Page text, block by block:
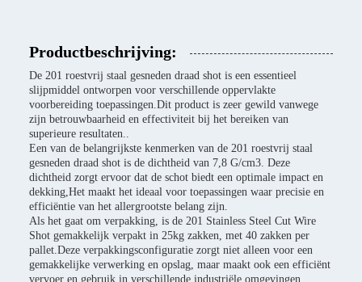
Productbeschrijving:
De 201 roestvrij staal gesneden draad shot is een essentieel
slijpmiddel ontworpen voor verschillende oppervlakte
voorbereiding toepassingen.Dit product is zeer gewild vanwege
zijn betrouwbaarheid en effectiviteit bij het bereiken van
superieure resultaten..
Een van de belangrijkste kenmerken van de 201 roestvrij staal
gesneden draad shot is de dichtheid van 7,8 G/cm3. Deze
dichtheid zorgt ervoor dat de schot biedt een optimale impact en
dekking,Het maakt het ideaal voor toepassingen waar precisie en
efficiëntie van het allergrootste belang zijn.
Als het gaat om verpakking, is de 201 Stainless Steel Cut Wire
Shot gemakkelijk verpakt in 25kg zakken, met 40 zakken per
pallet.Deze verpakkingsconfiguratie zorgt niet alleen voor een
gemakkelijke verwerking en opslag, maar maakt ook een efficiënt
vervoer en gebruik in verschillende industriële omgevingen